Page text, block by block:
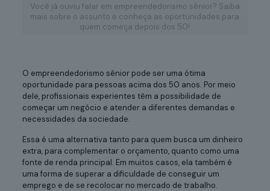
Você já ouviu falar em empreendedorismo sênior? Saiba
mais sobre o assunto e conheça as oportunidades para
quem começa depois dos 50!
O empreendedorismo sênior pode ser uma ótima
oportunidade para pessoas acima dos 50 anos. Por meio
dele, profissionais experientes têm a possibilidade de
começar um negócio e atender a diferentes demandas e
necessidades da sociedade.
Essa é uma alternativa tanto para quem busca um dinheiro
extra, para complementar o orçamento, quanto como uma
fonte de renda principal. Em muitos casos, ela também é
uma forma de superar a dificuldade de conseguir um
emprego e de se recolocar no mercado de trabalho.